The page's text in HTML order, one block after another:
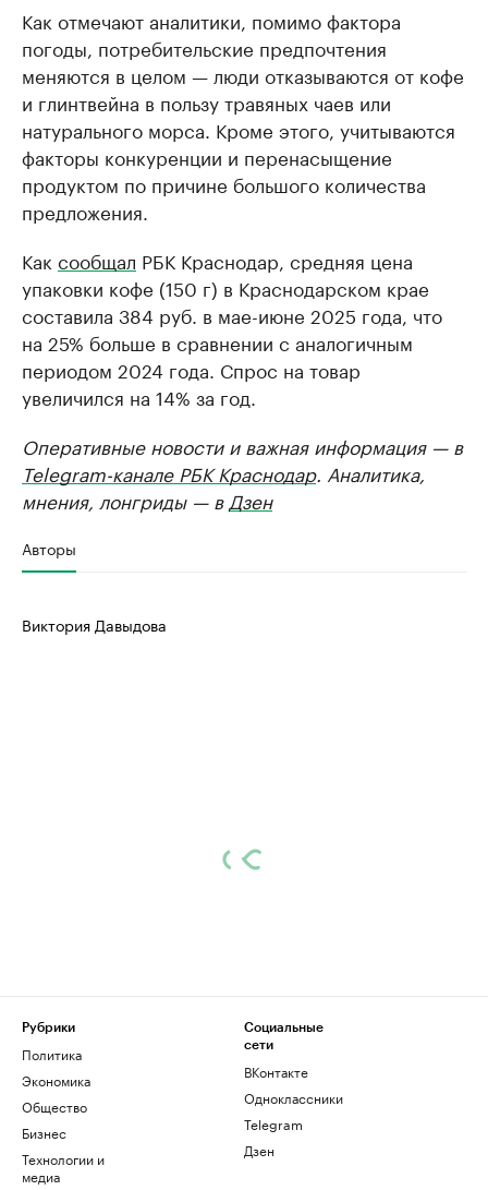
Как отмечают аналитики, помимо фактора
погоды, потребительские предпочтения
меняются в целом — люди отказываются от кофе
и глинтвейна в пользу травяных чаев или
натурального морса. Кроме этого, учитываются
факторы конкуренции и перенасыщение
продуктом по причине большого количества
предложения.
Как сообщал РБК Краснодар, средняя цена
упаковки кофе (150 г) в Краснодарском крае
составила 384 руб. в мае-июне 2025 года, что
на 25% больше в сравнении с аналогичным
периодом 2024 года. Спрос на товар
увеличился на 14% за год.
Оперативные новости и важная информация — в
Telegram-канале РБК Краснодар. Аналитика,
мнения, лонгриды — в Дзен
Авторы
Виктория Давыдова
Рубрики
Политика
Экономика
Общество
Бизнес
Технологии и
медиа
Социальные
сети
ВКонтакте
Одноклассники
Telegram
Дзен